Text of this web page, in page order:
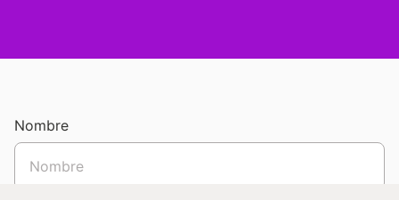
Nombre